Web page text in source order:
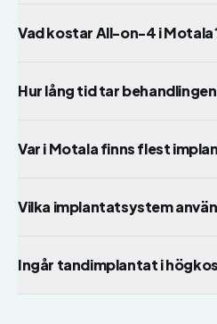
Vad kostar All-on-4 i
Hur lång tid tar
Var i Motala finns flest
Vilka implantatsystem
Ingår tandimplantat i